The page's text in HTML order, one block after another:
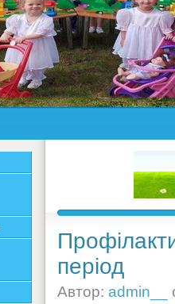
період
Автор: admin__